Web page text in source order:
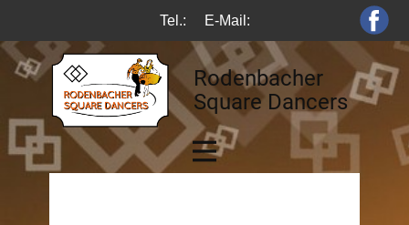
Tel.: E-Mail:
Rodenbacher
Square Dancers